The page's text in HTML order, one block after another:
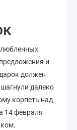
и
должен
далеко
корпеть над
14 февраля